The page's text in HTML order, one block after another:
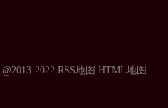
@2013-2022 RSS地图 HTML地图